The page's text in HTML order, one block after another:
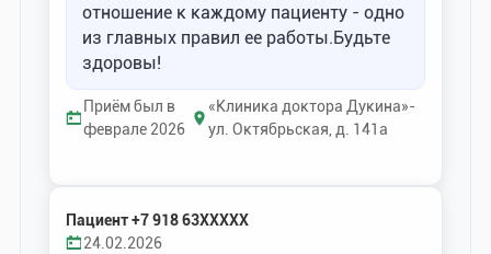
отношение к каждому пациенту - одно
из главных правил ее работы.Будьте
здоровы!
Приём был в
феврале 2026
«Клиника доктора Дукина»-
ул. Октябрьская, д. 141а
Пациент +7 918 63XXXXX
24.02.2026